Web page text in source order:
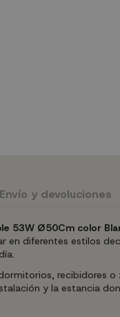
Envío y devoluciones
53W Ø50Cm color
en diferentes estilos
recibidores
y la estancia